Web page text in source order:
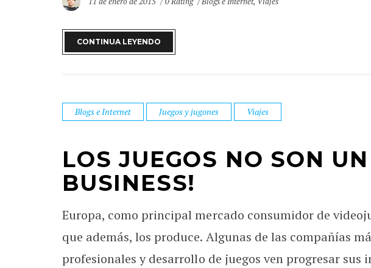
CONTINUA LEYENDO
Blogs e Internet Juegos y jugones Viajes
LOS JUEGOS NO SON
BUSINESS!
Europa, como principal mercado consumidor de
que además, los produce. Algunas de las compañías
profesionales y desarrollo de juegos ven progresar sus